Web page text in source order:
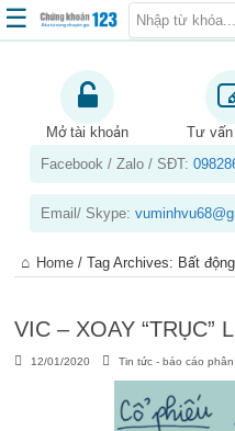
Trang chủ
Kiến thức chứng khoán
Kinh nghiệm đầu tư
Sản phẩm – dịch vụ
Chứng khoán phái sinh
☰
Mở tài khoản Tư
Facebook / Zalo / SĐT:
Email/ Skype:
Home /Tag Archives: Bất
VIC – XOAY “TRỤC”
12/01/2020 Tin tức - báo cáo